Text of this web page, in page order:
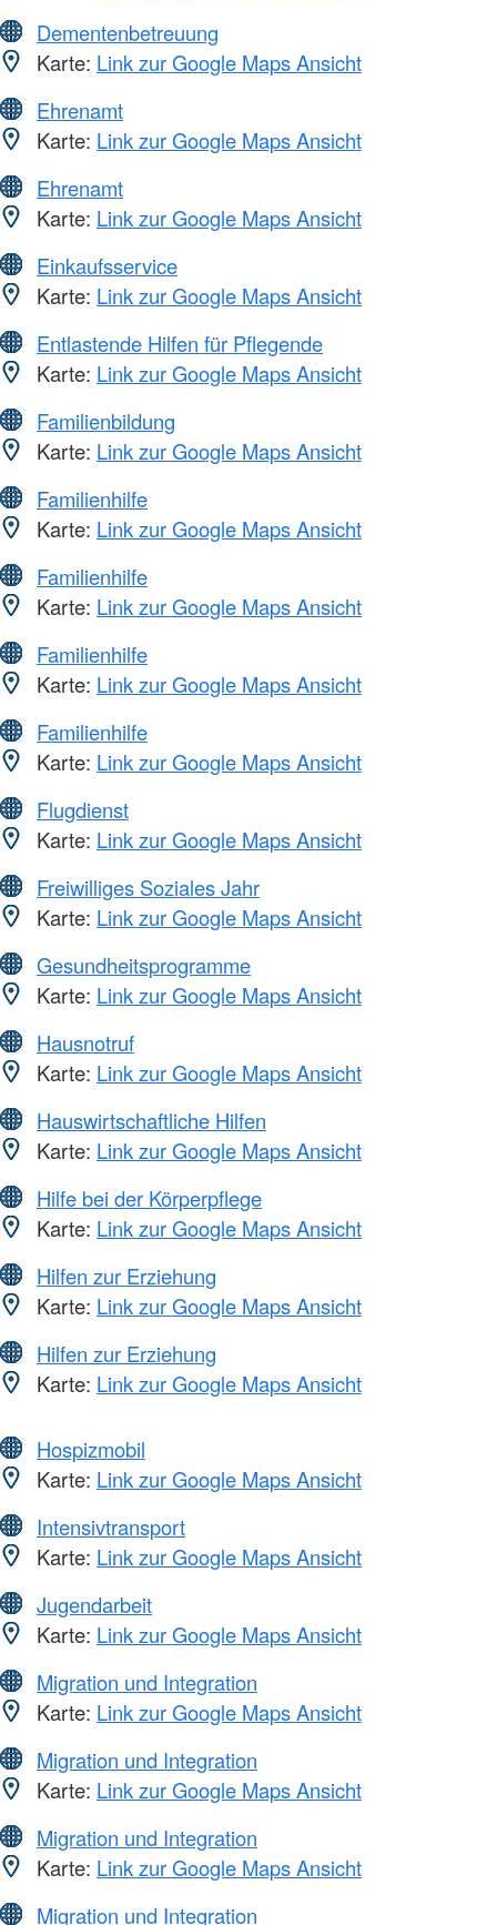
Dementenbetreuung
Karte: Link zur Google Maps Ansicht
Ehrenamt
Karte: Link zur Google Maps Ansicht
Ehrenamt
Karte: Link zur Google Maps Ansicht
Einkaufsservice
Karte: Link zur Google Maps Ansicht
Entlastende Hilfen für Pflegende
Karte: Link zur Google Maps Ansicht
Familienbildung
Karte: Link zur Google Maps Ansicht
Familienhilfe
Karte: Link zur Google Maps Ansicht
Familienhilfe
Karte: Link zur Google Maps Ansicht
Familienhilfe
Karte: Link zur Google Maps Ansicht
Familienhilfe
Karte: Link zur Google Maps Ansicht
Flugdienst
Karte: Link zur Google Maps Ansicht
Freiwilliges Soziales Jahr
Karte: Link zur Google Maps Ansicht
Gesundheitsprogramme
Karte: Link zur Google Maps Ansicht
Hausnotruf
Karte: Link zur Google Maps Ansicht
Hauswirtschaftliche Hilfen
Karte: Link zur Google Maps Ansicht
Hilfe bei der Körperpflege
Karte: Link zur Google Maps Ansicht
Hilfen zur Erziehung
Karte: Link zur Google Maps Ansicht
Hilfen zur Erziehung
Karte: Link zur Google Maps Ansicht
Hospizmobil
Karte: Link zur Google Maps Ansicht
Intensivtransport
Karte: Link zur Google Maps Ansicht
Jugendarbeit
Karte: Link zur Google Maps Ansicht
Migration und Integration
Karte: Link zur Google Maps Ansicht
Migration und Integration
Karte: Link zur Google Maps Ansicht
Migration und Integration
Karte: Link zur Google Maps Ansicht
Migration und Integration